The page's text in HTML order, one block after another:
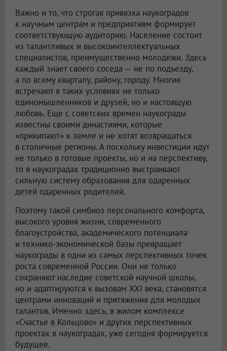
Важно и то, что строгая привязка наукоградов
к научным центрам и предприятиям формирует
соответствующую аудиторию. Население состоит
из талантливых и высокоинтеллектуальных
специалистов, преимущественно молодежи. Здесь
каждый знает своего соседа — не по подъезду,
а по всему кварталу, району, городу. Многие
встречают в таких условиях не только
единомышленников и друзей, но и настоящую
любовь. Еще с советских времен наукограды
известны своими династиями, которые
«прикипают» к земле и не хотят возвращаться
в столичные регионы. А поскольку инвестиции идут
не только в готовые проекты, но и на перспективу,
то в наукоградах традиционно выстраивают
сильную систему образования для одаренных
детей одаренных родителей.
Поэтому такой симбиоз персонального комфорта,
высокого уровня жизни, современного
благоустройства, академического потенциала
и технико-экономической базы превращает
наукограды в одни из самых перспективных точек
роста современной России. Они не только
сохраняют наследие советской научной школы,
но и адаптируются к вызовам XXI века, становятся
центрами инноваций и притяжения для молодых
талантов. Именно здесь, в жилом комплексе
«Счастье в Кольцово» и других перспективных
проектах в наукоградах, уже сегодня формируется
будущее.